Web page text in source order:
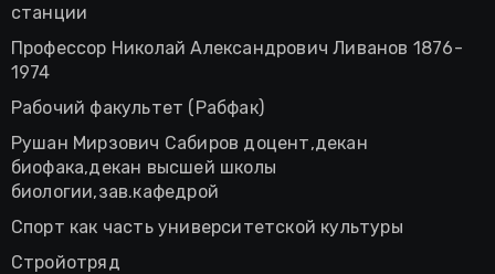
станции
Профессор Николай Александрович Ливанов 1876-
1974
Рабочий факультет (Рабфак)
Рушан Мирзович Сабиров доцент,декан
биофака,декан высшей школы
биологии,зав.кафедрой
Спорт как часть университетской культуры
Стройотряд